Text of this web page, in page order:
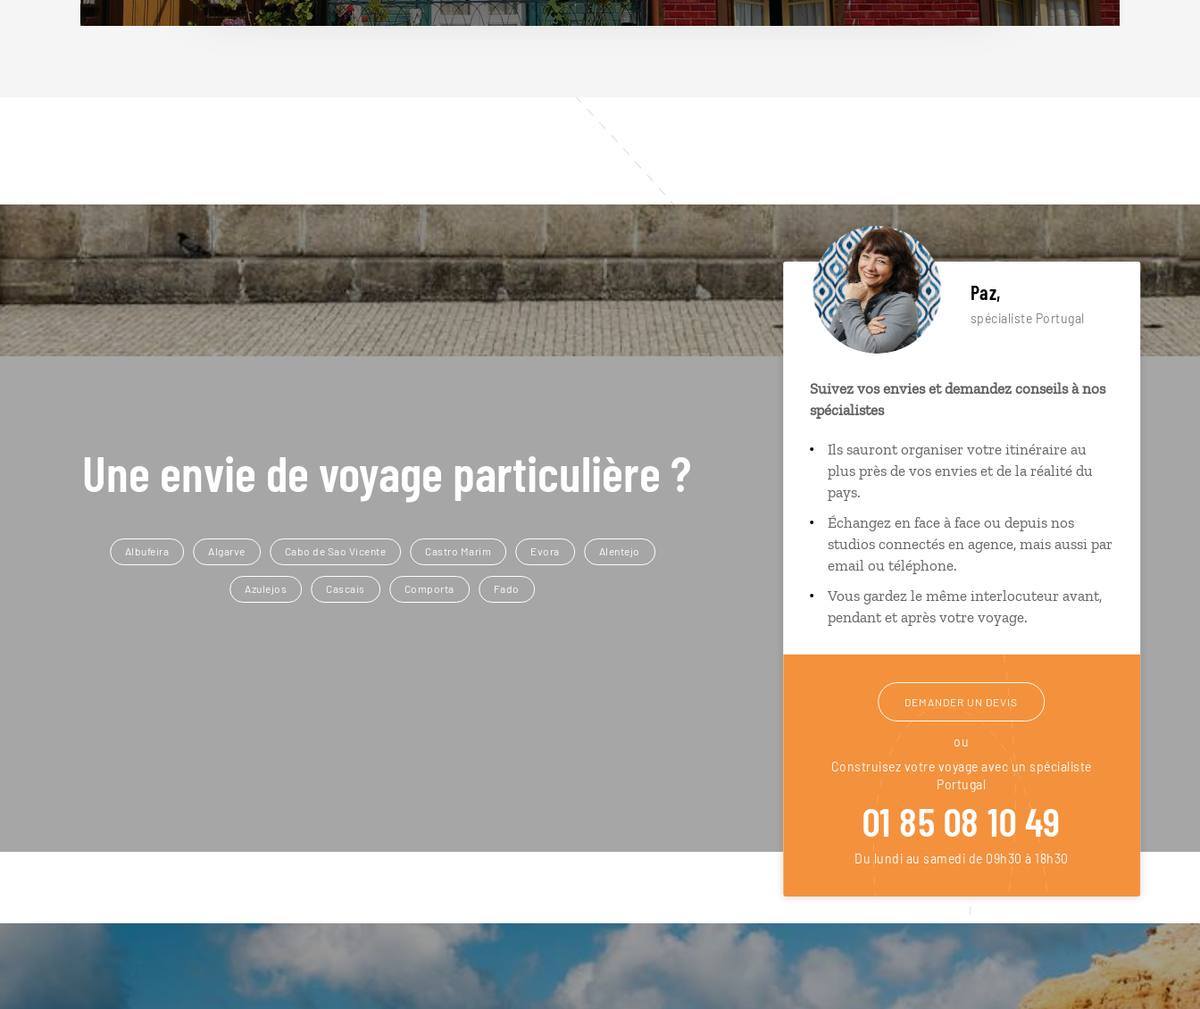
Une envie de voyage particulière ?
Albufeira Algarve Cabo de Sao Vicente Castro Marim Evora Alentejo
Azulejos Cascais Comporta Fado
Paz,
spécialiste Portugal
Suivez vos envies et demandez conseils à nos
spécialistes
Ils sauront organiser votre itinéraire au
plus près de vos envies et de la réalité du
pays.
Échangez en face à face ou depuis nos
studios connectés en agence, mais aussi par
email ou téléphone.
Vous gardez le même interlocuteur avant,
pendant et après votre voyage.
DEMANDER UN DEVIS
ou
Construisez votre voyage avec un spécialiste
Portugal
01 85 08 10 49
Du lundi au samedi de 09h30 à 18h30